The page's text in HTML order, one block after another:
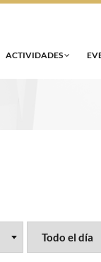
ACTIVIDADES